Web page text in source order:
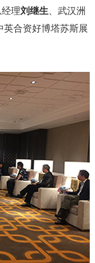
理刘继生、武汉洲
英合资好博塔苏斯展